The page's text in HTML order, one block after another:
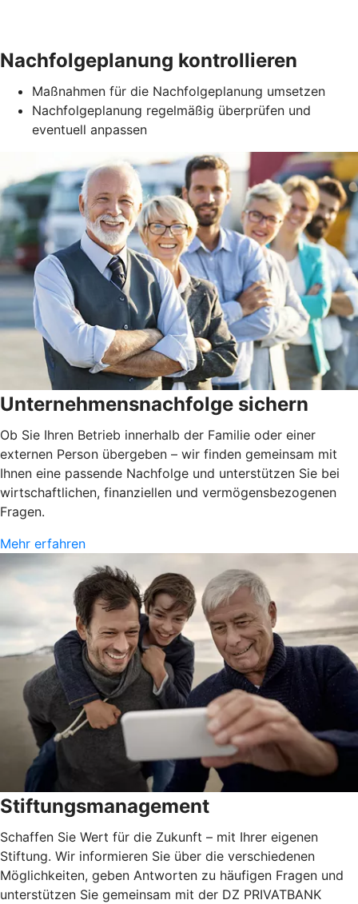
Nachfolgeplanung kontrollieren
Maßnahmen für die Nachfolgeplanung umsetzen
Nachfolgeplanung regelmäßig überprüfen und
eventuell anpassen
Unternehmensnachfolge sichern
Ob Sie Ihren Betrieb innerhalb der Familie oder einer
externen Person übergeben – wir finden gemeinsam mit
Ihnen eine passende Nachfolge und unterstützen Sie bei
wirtschaftlichen, finanziellen und vermögensbezogenen
Fragen.
Mehr erfahren
Stiftungsmanagement
Schaffen Sie Wert für die Zukunft – mit Ihrer eigenen
Stiftung. Wir informieren Sie über die verschiedenen
Möglichkeiten, geben Antworten zu häufigen Fragen und
unterstützen Sie gemeinsam mit der DZ PRIVATBANK